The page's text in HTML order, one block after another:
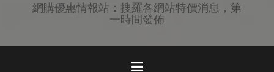
網購優惠情報站：搜羅各網站特價消息，第
一時間發佈